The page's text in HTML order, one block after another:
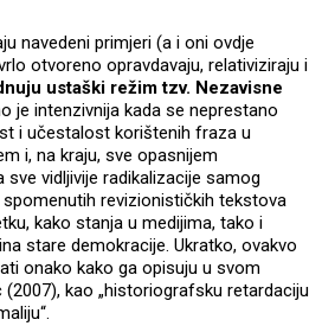
navedeni primjeri (a i oni ovdje
otvoreno opravdavaju, relativiziraju i
ustaški režim tzv. Nezavisne
je intenzivnija kada se neprestano
i učestalost korištenih fraza u
i, na kraju, sve opasnijem
vidljivije radikalizacije samog
revizionističkih tekstova
kako stanja u medijima, tako i
stare demokracije. Ukratko, ovakvo
onako kako ga opisuju u svom
kao „historiografsku retardaciju